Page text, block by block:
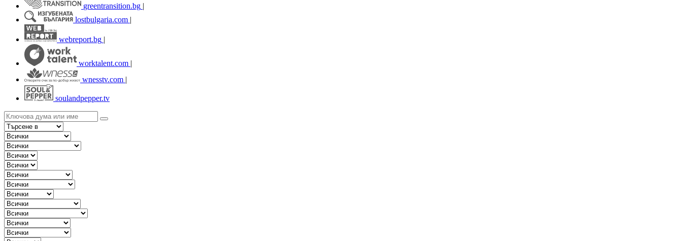
greentransition.bg |
lostbulgaria.com |
webreport.bg |
worktalent.com |
wnesstv.com |
soulandpepper.tv